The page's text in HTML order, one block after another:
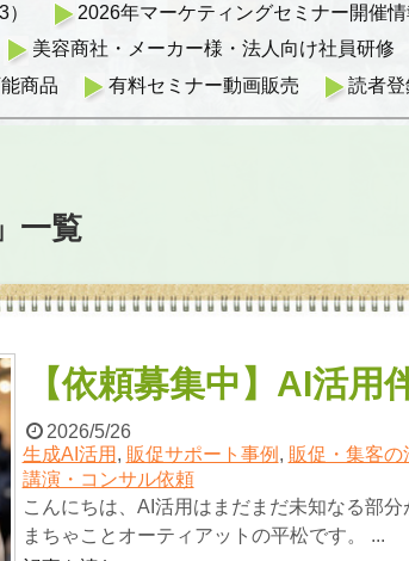
2026年マーケティングセミナー開催情
美容商社・メーカー様・法人向け社員研修
商品
有料セミナー動画販売 読者
一覧
【依頼募集中】AI活用
2026/5/26
生成AI活用 , 販促サポート事例 , 販促・集客の
講演・コンサル依頼
こんにちは、AI活用はまだまだ未知なる部
まちゃことオーティアットの平松です。 ...